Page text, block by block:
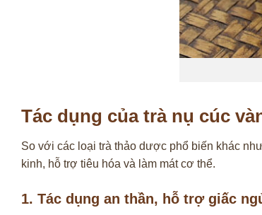
Tác dụng của trà nụ cúc
So với các loại trà thảo dược phổ biến khác
kinh, hỗ trợ tiêu hóa và làm mát cơ thể.
1. Tác dụng an thần, hỗ trợ giấc